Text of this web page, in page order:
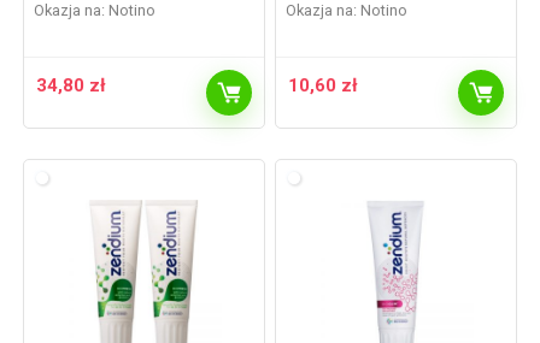
Okazja na: Notino
34,80 zł
Okazja na: Notino
10,60 zł